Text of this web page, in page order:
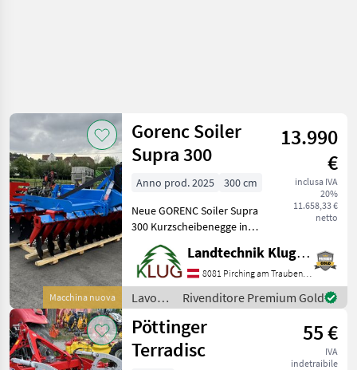
Macchina nuova
Gorenc Soiler
Supra 300
13.990
€
inclusa IVA
20%
11.658,33 €
netto
Anno prod. 2025
300 cm
Neue GORENC Soiler Supra
300 Kurzscheibenegge in
umfangreicher Ausstattung
wie: - 2 Scheibenreihen - 24
Hohlscheiben mit 510mm
Durchmesser -
Scheibenwalzen (Ste
Landtechnik Klug e. U.
8081 Pirching am Traubenberg
Lavorazione
terreno
/
Gorenc
Rivenditore Premium Gold
Pöttinger
Terradisc
55 €
IVA
indetraibile